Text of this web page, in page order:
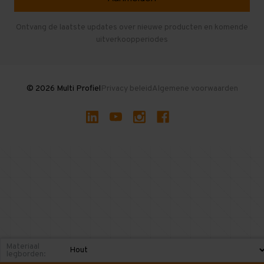
Gebruikte entresolvloeren
Ontvang de laatste updates over nieuwe producten en komende
uitverkoopperiodes
© 2026 Multi ProfielPrivacy beleidAlgemene voorwaarden
Materiaal
legborden: